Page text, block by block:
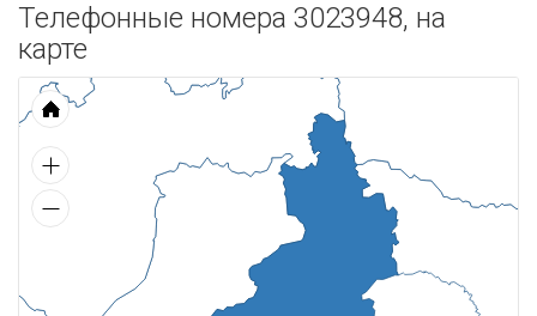
Телефонные номера 3023948, на
карте